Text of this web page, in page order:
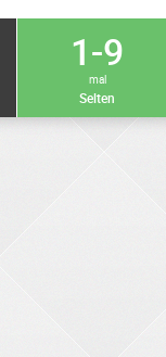
1-9
mal
Selten